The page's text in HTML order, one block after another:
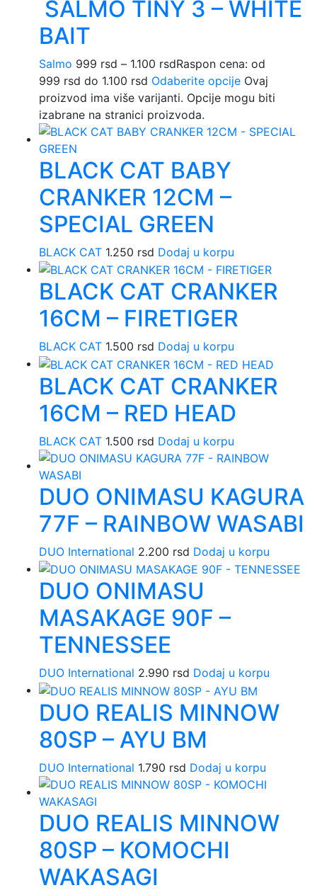
SALMO TINY 3 – WHITE
BAIT
Salmo 999 rsd – 1.100 rsdRaspon cena: od
999 rsd do 1.100 rsd Odaberite opcije Ovaj
proizvod ima više varijanti. Opcije mogu biti
izabrane na stranici proizvoda.
BLACK CAT BABY
CRANKER 12CM –
SPECIAL GREEN
BLACK CAT 1.250 rsd Dodaj u korpu
BLACK CAT CRANKER
16CM – FIRETIGER
BLACK CAT 1.500 rsd Dodaj u korpu
BLACK CAT CRANKER
16CM – RED HEAD
BLACK CAT 1.500 rsd Dodaj u korpu
DUO ONIMASU KAGURA
77F – RAINBOW WASABI
DUO International 2.200 rsd Dodaj u korpu
DUO ONIMASU
MASAKAGE 90F –
TENNESSEE
DUO International 2.990 rsd Dodaj u korpu
DUO REALIS MINNOW
80SP – AYU BM
DUO International 1.790 rsd Dodaj u korpu
DUO REALIS MINNOW
80SP – KOMOCHI
WAKASAGI